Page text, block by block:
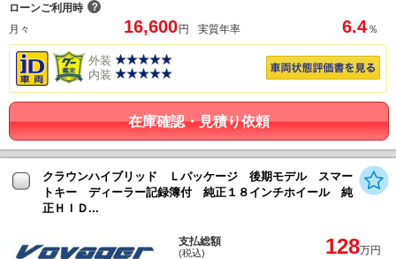
ローンご利用時 ？
月々
16,600 円 実質年率 6.4 ％
外装
内装
在庫確認・見積り依頼
クラウンハイブリッド Ｌパッケージ 後期モデル スマー
トキー ディーラー記録簿付 純正１８インチホイール 純
正ＨＩＤ...
支払総額
(税込) 128万円